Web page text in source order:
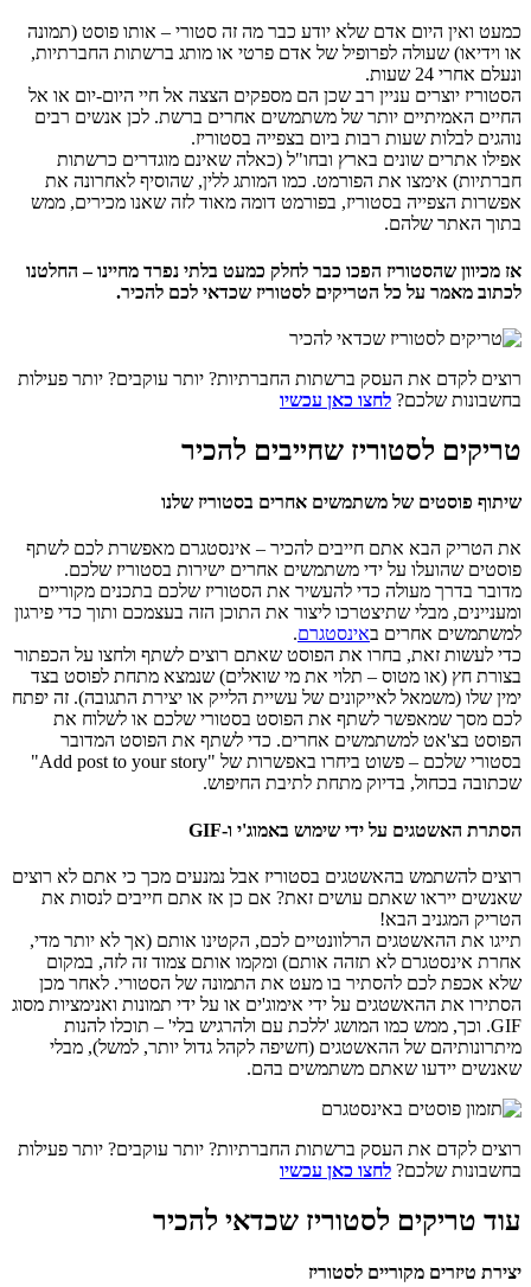
כמעט ואין היום אדם שלא יודע כבר מה זה סטורי – אותו פוסט (תמונה
או וידיאו) שעולה לפרופיל של אדם פרטי או מותג ברשתות החברתיות,
ונעלם אחרי 24 שעות.
הסטוריז יוצרים עניין רב שכן הם מספקים הצצה אל חיי היום-יום או אל
החיים האמיתיים יותר של משתמשים אחרים ברשת. לכן אנשים רבים
נוהגים לבלות שעות רבות ביום בצפייה בסטוריז.
אפילו אתרים שונים בארץ ובחו"ל (כאלה שאינם מוגדרים כרשתות
חברתיות) אימצו את הפורמט. כמו המותג ללין, שהוסיף לאחרונה את
אפשרות הצפייה בסטוריז, בפורמט דומה מאוד לזה שאנו מכירים, ממש
בתוך האתר שלהם.
אז מכיוון שהסטוריז הפכו כבר לחלק כמעט בלתי נפרד מחיינו – החלטנו
לכתוב מאמר על כל הטריקים לסטוריז שכדאי לכם להכיר.
רוצים לקדם את העסק ברשתות החברתיות? יותר עוקבים? יותר פעילות
בחשבונות שלכם? לחצו כאן עכשיו
טריקים לסטוריז שחייבים להכיר
שיתוף פוסטים של משתמשים אחרים בסטוריז שלנו
את הטריק הבא אתם חייבים להכיר – אינסטגרם מאפשרת לכם לשתף
פוסטים שהועלו על ידי משתמשים אחרים ישירות בסטוריז שלכם.
מדובר בדרך מעולה כדי להעשיר את הסטוריז שלכם בתכנים מקוריים
ומעניינים, מבלי שתיצטרכו ליצור את התוכן הזה בעצמכם ותוך כדי פירגון
למשתמשים אחרים באינסטגרם.
כדי לעשות זאת, בחרו את הפוסט שאתם רוצים לשתף ולחצו על הכפתור
בצורת חץ (או מטוס – תלוי את מי שואלים) שנמצא מתחת לפוסט בצד
ימין שלו (משמאל לאייקונים של עשיית הלייק או יצירת התגובה). זה יפתח
לכם מסך שמאפשר לשתף את הפוסט בסטורי שלכם או לשלוח את
הפוסט בצ'אט למשתמשים אחרים. כדי לשתף את הפוסט המדובר
בסטורי שלכם – פשוט ביחרו באפשרות של "Add post to your story"
שכתובה בכחול, בדיוק מתחת לתיבת החיפוש.
הסתרת האשטגים על ידי שימוש באמוג'י ו-GIF
רוצים להשתמש בהאשטגים בסטוריז אבל נמנעים מכך כי אתם לא רוצים
שאנשים ייראו שאתם עושים זאת? אם כן אז אתם חייבים לנסות את
הטריק המגניב הבא!
תייגו את ההאשטגים הרלוונטיים לכם, הקטינו אותם (אך לא יותר מדי,
אחרת אינסטגרם לא תזהה אותם) ומקמו אותם צמוד זה לזה, במקום
שלא אכפת לכם להסתיר בו מעט את התמונה של הסטורי. לאחר מכן
הסתירו את ההאשטגים על ידי אימוג'ים או על ידי תמונות ואנימציות מסוג
GIF. וכך, ממש כמו המושג 'ללכת עם ולהרגיש בלי' – תוכלו להנות
מיתרונותיהם של ההאשטגים (חשיפה לקהל גדול יותר, למשל), מבלי
שאנשים יידעו שאתם משתמשים בהם.
רוצים לקדם את העסק ברשתות החברתיות? יותר עוקבים? יותר פעילות
בחשבונות שלכם? לחצו כאן עכשיו
עוד טריקים לסטוריז שכדאי להכיר
יצירת טיזרים מקוריים לסטוריז